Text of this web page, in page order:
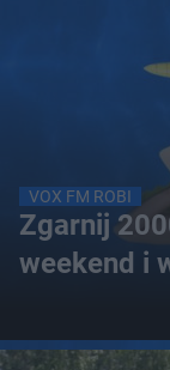
VOX FM ROBI
Zgarnij
weekend i